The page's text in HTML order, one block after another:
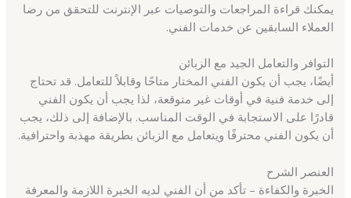
يمكنك قراءة المراجعات والتوصيات عبر الإنترنت للتحقق من رضا
العملاء السابقين عن خدمات الفني.
التوافر والتعامل الجيد مع الزبائن
أيضًا، يجب أن يكون الفني المختار متاحًا وقابلاً للتعامل. قد تحتاج
إلى خدمة فنية في أوقات غير متوقعة، لذا يجب أن يكون الفني
قادرًا على الاستجابة في الوقت المناسب. بالإضافة إلى ذلك، يجب
أن يكون الفني محترفًا ويتعامل مع الزبائن بطريقة مهذبة واحترافية.
العنصر الشرح
الخبرة والكفاءة – تأكد من أن الفني لديه الخبرة اللازمة والمعرفة